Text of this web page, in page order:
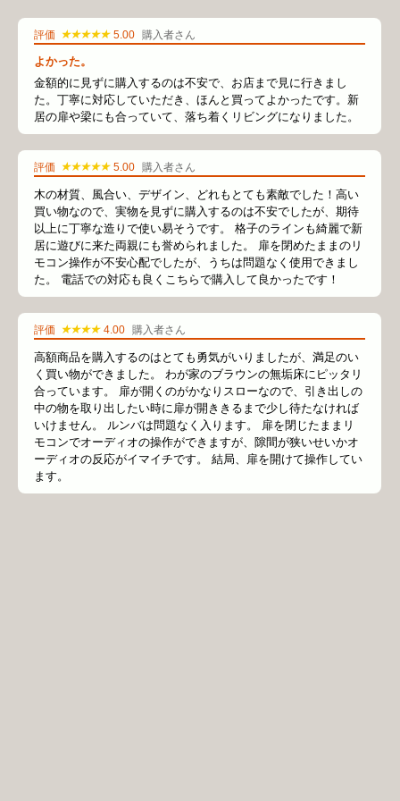
評価 ★★★★★ 5.00 購入者さん
よかった。
金額的に見ずに購入するのは不安で、お店まで見に行きまし
た。丁寧に対応していただき、ほんと買ってよかったです。新
居の扉や梁にも合っていて、落ち着くリビングになりました。
評価 ★★★★★ 5.00 購入者さん
木の材質、風合い、デザイン、どれもとても素敵でした！高い
買い物なので、実物を見ずに購入するのは不安でしたが、期待
以上に丁寧な造りで使い易そうです。 格子のラインも綺麗で新
居に遊びに来た両親にも誉められました。 扉を閉めたままのリ
モコン操作が不安心配でしたが、うちは問題なく使用できまし
た。 電話での対応も良くこちらで購入して良かったです！
評価 ★★★★ 4.00 購入者さん
高額商品を購入するのはとても勇気がいりましたが、満足のい
く買い物ができました。 わが家のブラウンの無垢床にピッタリ
合っています。 扉が開くのがかなりスローなので、引き出しの
中の物を取り出したい時に扉が開ききるまで少し待たなければ
いけません。 ルンバは問題なく入ります。 扉を閉じたままリ
モコンでオーディオの操作ができますが、隙間が狭いせいかオ
ーディオの反応がイマイチです。 結局、扉を開けて操作してい
ます。